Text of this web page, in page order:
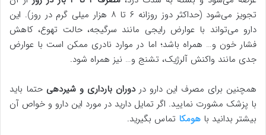
تجویز می‌شود (حداکثر دوز روزانه ۶ تا ۸ هزار میلی گرم در روز). این
دارو می‌تواند با عوارض رایجی مانند سرگیجه، حالت تهوع، کاهش
فشار خون و… همراه باشد؛ اما در موارد نادری ممکن است با عوارض
جدی مانند واکنش آلرژیک، تشنج و… نیز همراه شود.
همچنین برای مصرف این دارو دردوران بارداری و شیردهی حتما باید
با پزشک مشورت نمایید. اگر تمایل دارید در مورد این دارو و خواص آن
بیشتر بدانید با هومکا تماس بگیرید.